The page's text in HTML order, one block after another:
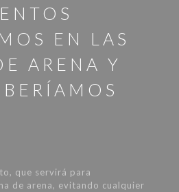
EN LAS
ARENA Y
que servirá para
de arena, evitando cualquier